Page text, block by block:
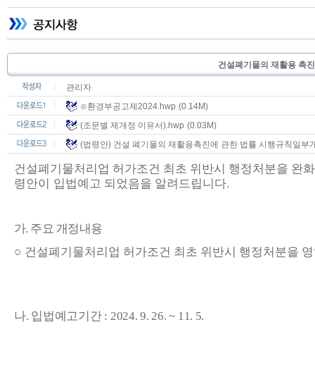
건설폐기물의 재활용 촉
관리자
⊙환경부공고제2024.hwp (0.14M)
(조문별 제개정 이유서).hwp (0.03M)
(법령안) 건설 폐기물의 재활용촉진에 관한 법률 시행규칙일부
건설폐기물처리업 허가조건 최초 위반시 행정처분을 완
령안이 입법예고 되었음을 알려드립니다.
가. 주요 개정내용
○ 건설폐기물처리업 허가조건 최초 위반시 행정처분을
나. 입법예고기간 : 2024. 9. 26. ~ 11. 5.